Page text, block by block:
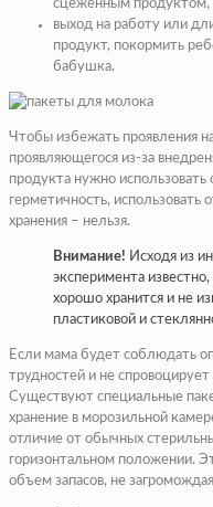
сцеженным продуктом,
выход на работу или
продукт, покормить
бабушка.
Чтобы избежать проявления
проявляющегося из-за
продукта нужно
герметичность,
хранения – нельзя.
Внимание! Исходя из
эксперимента
хорошо хранится и не
пластиковой и
Если мама будет соблюдать
трудностей и не
Существуют специальные
хранение в морозильной
отличие от обычных
горизонтальном положении.
объем запасов, не